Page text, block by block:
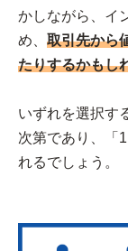
かしながら、イ
め、 取引先から
たりするかもし
いずれを選択す
次第であり、「
れるでしょう。